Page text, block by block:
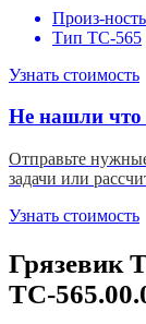
Произ-ность
Тип ТС-565
Узнать стоимость
Не нашли что
Отправьте
задачи или
Узнать стоимость
Грязевик
ТС-